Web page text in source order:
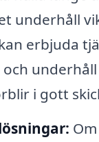
underhåll
erbjuda
i gott